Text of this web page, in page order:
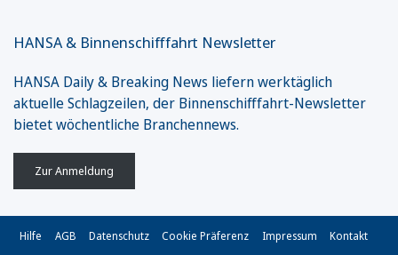
HANSA & Binnenschifffahrt Newsletter
HANSA Daily & Breaking News liefern werktäglich
aktuelle Schlagzeilen, der Binnenschifffahrt-Newsletter
bietet wöchentliche Branchennews.
Zur Anmeldung
Hilfe AGB Datenschutz Cookie Präferenz Impressum Kontakt